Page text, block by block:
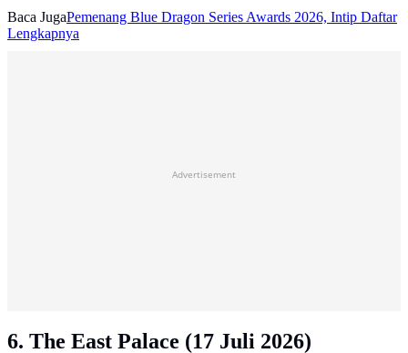
Baca JugaPemenang Blue Dragon Series Awards 2026, Intip Daftar
Lengkapnya
Advertisement
6. The East Palace (17 Juli 2026)